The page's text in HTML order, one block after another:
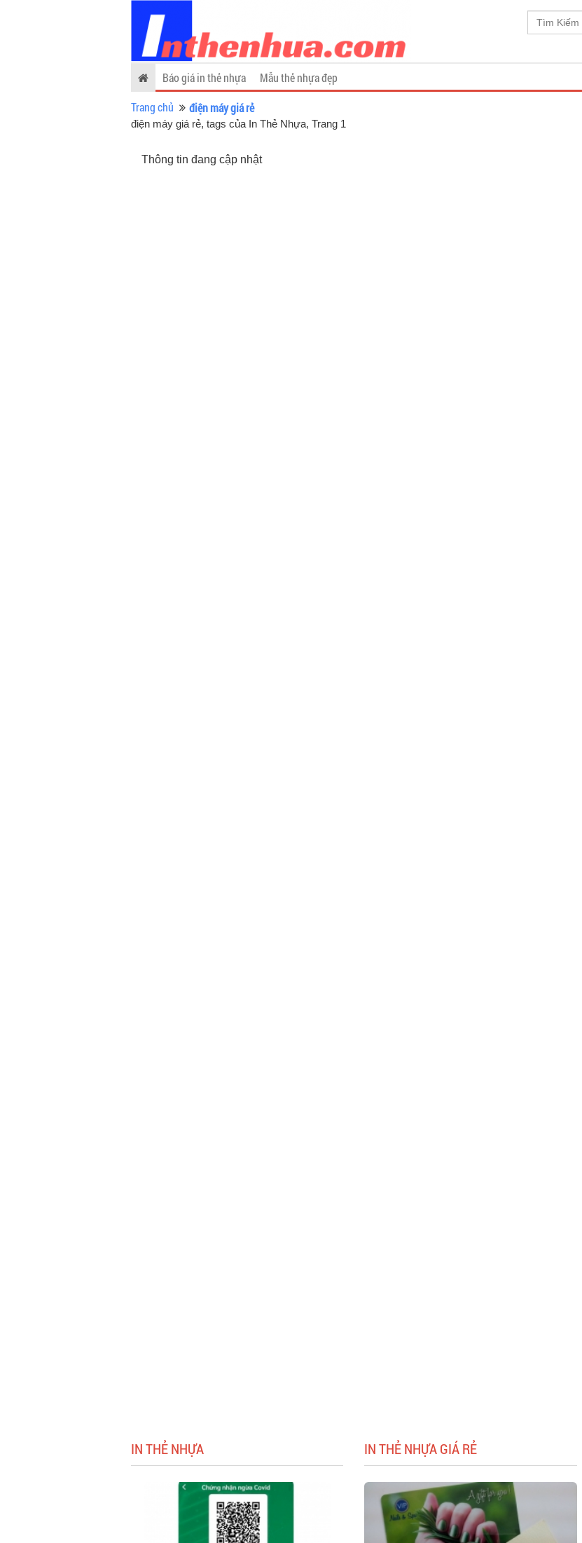
Báo giá in thẻ nhựa Mẫu thẻ nhựa đẹp
Trang chủ
điện máy giá rẻ
điện máy giá rẻ, tags của In Thẻ Nhựa, Trang 1
Thông tin đang cập nhật
IN THẺ NHỰA IN THẺ NHỰA GIÁ RẺ